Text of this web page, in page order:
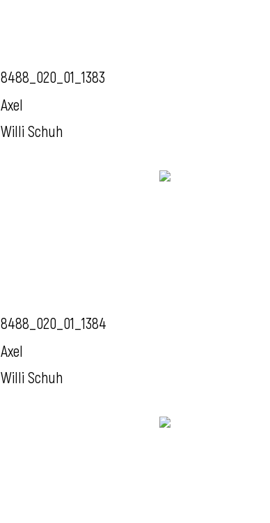
8488_020_01_1383
Axel
Willi Schuh
8488_020_01_1384
Axel
Willi Schuh